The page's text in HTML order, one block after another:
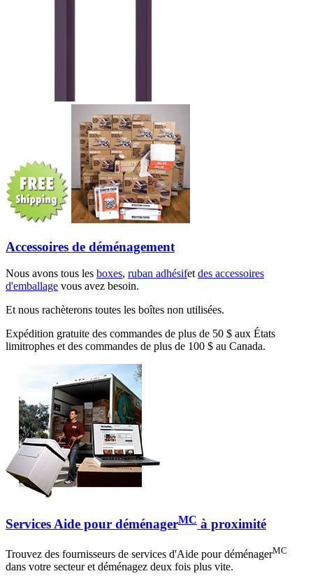
Accessoires de déménagement
Nous avons tous les boxes, ruban adhésifetdes accessoires
d'emballage vous avez besoin.
Et nous rachèterons toutes les boîtes non utilisées.
Expédition gratuite des commandes de plus de 50 $ aux États
limitrophes et des commandes de plus de 100 $ au Canada.
Services Aide pour déménagerMC à proximité
Trouvez des fournisseurs de services d'Aide pour déménagerMC
dans votre secteur et déménagez deux fois plus vite.